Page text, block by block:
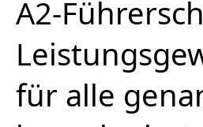
A2-
für alle